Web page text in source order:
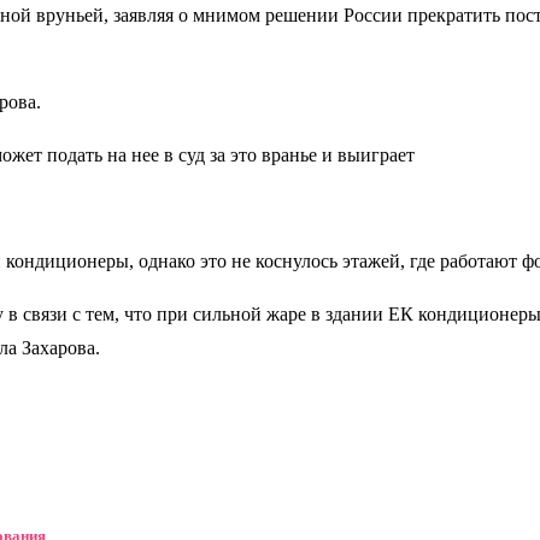
вруньей, заявляя о мнимом решении России прекратить
подать на нее в суд за это вранье и выиграет
однако это не коснулось этажей, где работают
связи с тем, что при сильной жаре в здании ЕК
Захарова.